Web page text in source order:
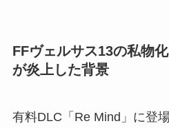
FFヴェルサス13の私物
が炎上した背景
有料DLC「Re Mind」に登